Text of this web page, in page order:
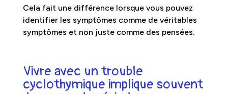
Cela fait une différence lorsque vous pouvez
identifier les symptômes comme de véritables
symptômes et non juste comme des pensées.
Vivre avec un trouble
cyclothymique implique souvent